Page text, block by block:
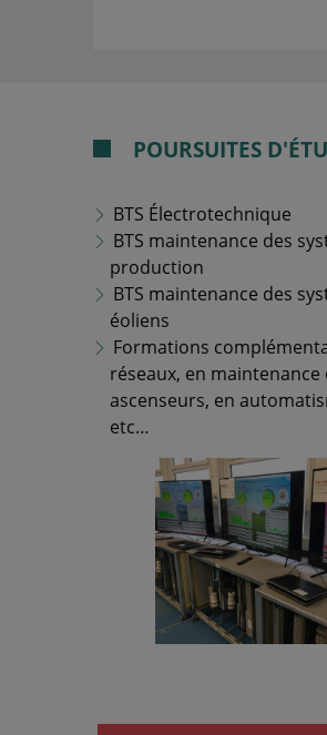
POURSUITES
BTS Électrotechnique
BTS maintenance des
production
BTS maintenance des
éoliens
Formations
réseaux, en maintenance
ascenseurs, en
etc…